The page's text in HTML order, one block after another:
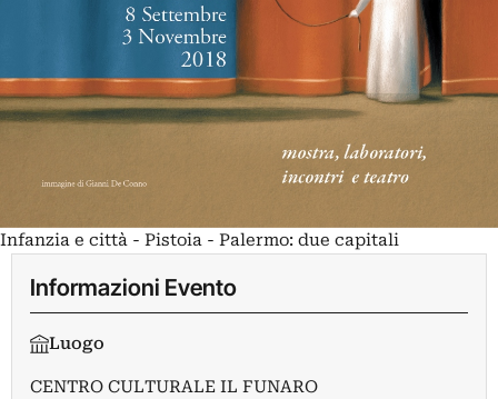
Infanzia e città - Pistoia - Palermo: due capitali
Informazioni Evento
Luogo
CENTRO CULTURALE IL FUNARO